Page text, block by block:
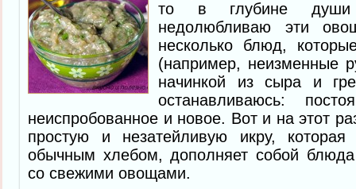
то в глубине
недолюбливаю эти
несколько блюд,
(например, неизменные
начинкой из сыра и
останавливаюсь:
неиспробованное и новое. Вот и на этот
простую и незатейливую икру,
обычным хлебом, дополняет собой
со свежими овощами.